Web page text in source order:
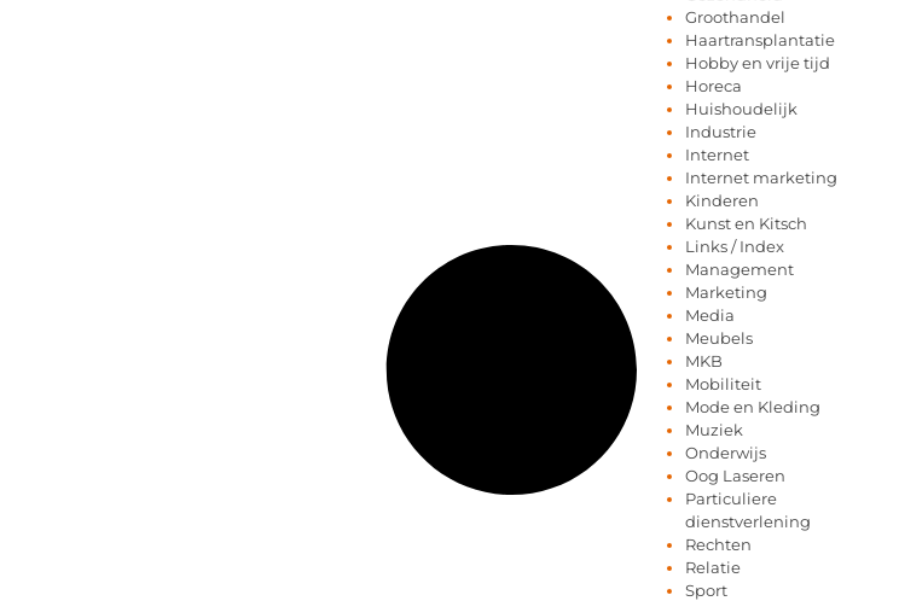
Groothandel
Haartransplantatie
Hobby en vrije tijd
Horeca
Huishoudelijk
Industrie
Internet
Internet marketing
Kinderen
Kunst en Kitsch
Links / Index
Management
Marketing
Media
Meubels
MKB
Mobiliteit
Mode en Kleding
Muziek
Onderwijs
Oog Laseren
Particuliere
dienstverlening
Rechten
Relatie
Sport